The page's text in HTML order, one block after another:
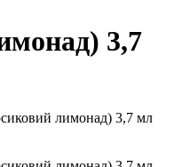
3,7